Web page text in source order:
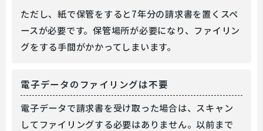
ただし、紙で保管をすると7年分の請求書を置くスペ
ースが必要です。保管場所が必要になり、ファイリン
グをする手間がかかってしまいます。
電子データのファイリングは不要
電子データで請求書を受け取った場合は、スキャン
してファイリングする必要はありません。以前まで